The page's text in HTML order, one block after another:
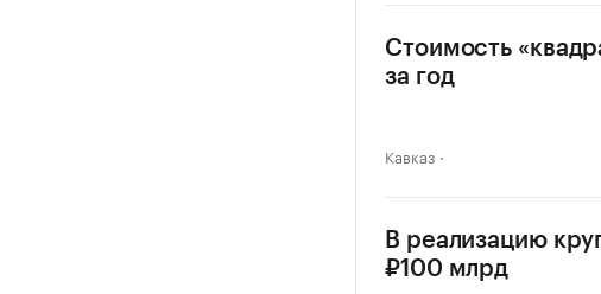
Стоимость
за год
Кавказ
В реализацию
₽100 млрд